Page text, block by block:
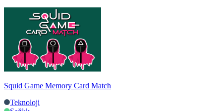
Squid Game Memory Card Match
Teknoloji